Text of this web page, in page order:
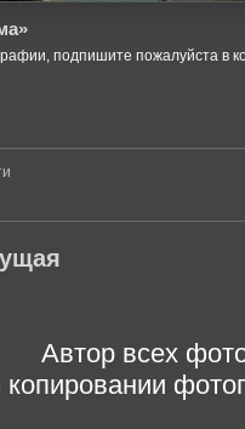
подпишите пожалуйста в
Автор всех
копировании